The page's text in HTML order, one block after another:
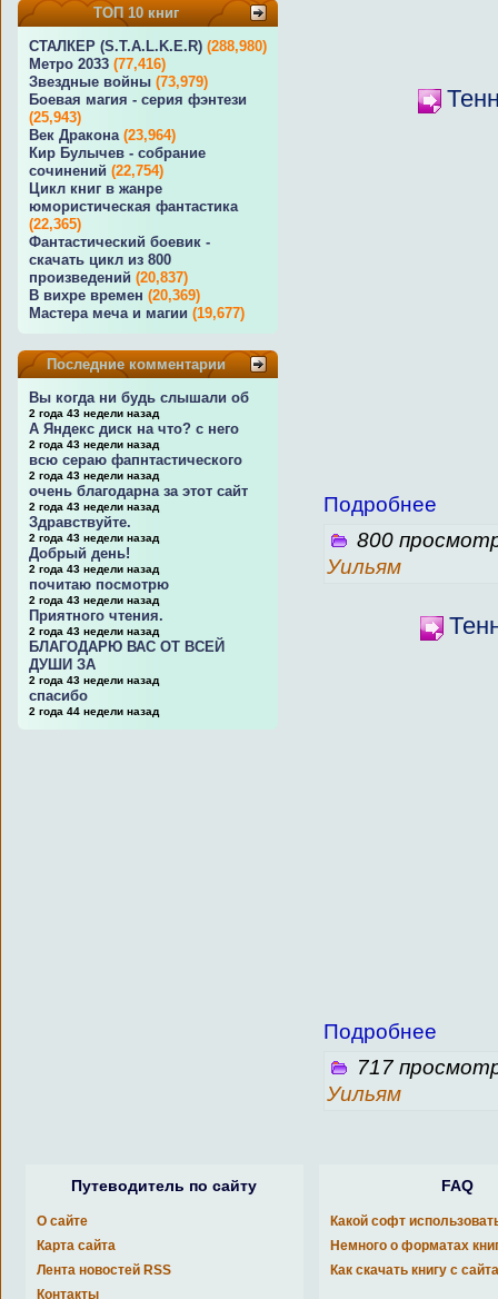
ТОП 10 книг
СТАЛКЕР (S.T.A.L.K.E.R) (288,980)
Метро 2033 (77,416)
Звездные войны (73,979)
Боевая магия - серия фэнтези
(25,943)
Век Дракона (23,964)
Кир Булычев - собрание
сочинений (22,754)
Цикл книг в жанре
юмористическая фантастика
(22,365)
Фантастический боевик -
скачать цикл из 800
произведений (20,837)
В вихре времен (20,369)
Мастера меча и магии (19,677)
Последние комментарии
Вы когда ни будь слышали об
2 года 43 недели назад
А Яндекс диск на что? с него
2 года 43 недели назад
всю сераю фапнтастического
2 года 43 недели назад
очень благодарна за этот сайт
2 года 43 недели назад
Здравствуйте.
2 года 43 недели назад
Добрый день!
2 года 43 недели назад
почитаю посмотрю
2 года 43 недели назад
Приятного чтения.
2 года 43 недели назад
БЛАГОДАРЮ ВАС ОТ ВСЕЙ
ДУШИ ЗА
2 года 43 недели назад
спасибо
2 года 44 недели назад
Подробнее
800
Уильям
Подробнее
717
Уильям
Путеводитель по сайту
О сайте
Карта сайта
Лента новостей RSS
Контакты
FAQ
Какой софт
Немного о форматах
Как скачать книгу с